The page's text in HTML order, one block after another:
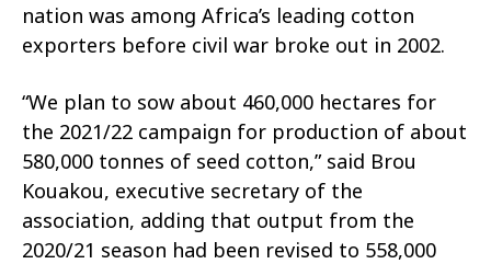
nation was among Africa’s leading cotton
exporters before civil war broke out in 2002.
“We plan to sow about 460,000 hectares for
the 2021/22 campaign for production of about
580,000 tonnes of seed cotton,” said Brou
Kouakou, executive secretary of the
association, adding that output from the
2020/21 season had been revised to 558,000